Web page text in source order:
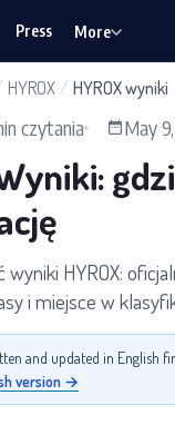
Press More
HYROX / HYROX wyniki
czytania May
wyniki HYROX:
i miejsce w
and updated in English
version →